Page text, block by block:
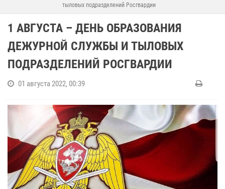
тыловых подразделений Росгвардии
1 АВГУСТА – ДЕНЬ ОБРАЗОВАНИЯ
ДЕЖУРНОЙ СЛУЖБЫ И ТЫЛОВЫХ
ПОДРАЗДЕЛЕНИЙ РОСГВАРДИИ
01 августа 2022, 00:39